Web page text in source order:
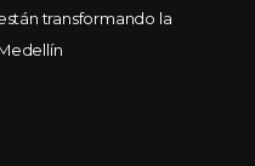
transformando la